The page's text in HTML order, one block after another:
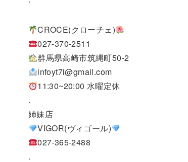
CROCE(クローチェ)
027-370-2511
群馬県高崎市筑縄町50-2
infoyt7i@gmail.com
11:30~20:00 水曜定休
.
姉妹店
VIGOR(ヴィゴール)
027-365-2488
.